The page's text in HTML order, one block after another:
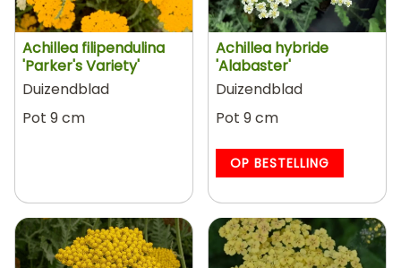
Achillea filipendulina
'Parker's Variety'
Duizendblad
Pot 9 cm
Achillea hybride
'Alabaster'
Duizendblad
Pot 9 cm
OP BESTELLING